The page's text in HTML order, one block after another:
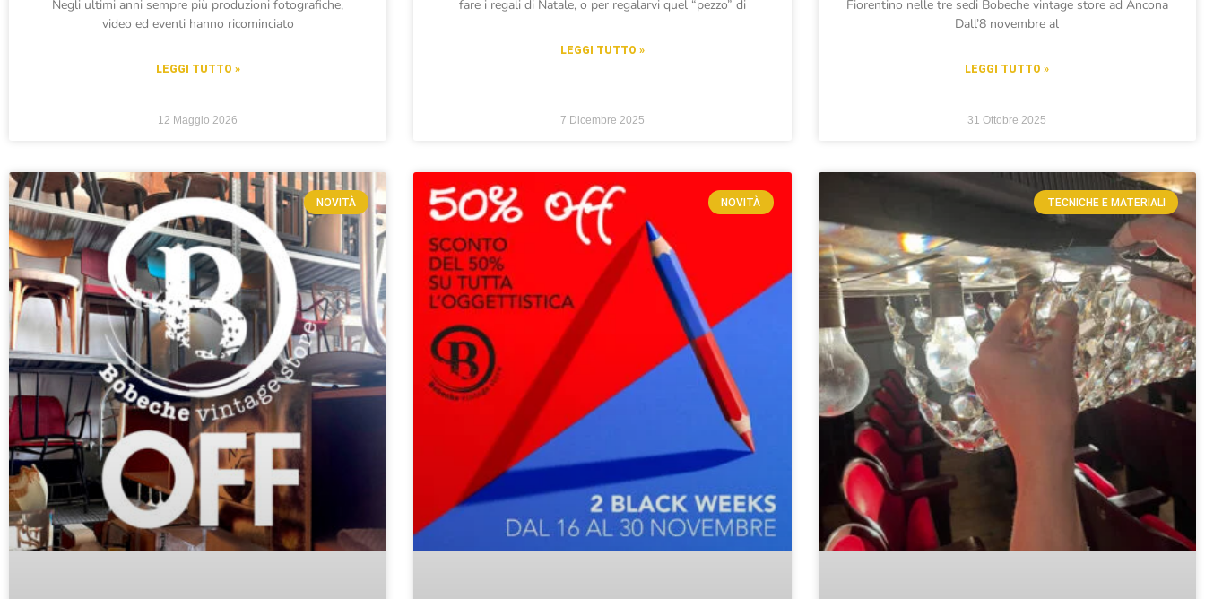
Negli ultimi anni sempre più produzioni fotografiche,
video ed eventi hanno ricominciato
LEGGI TUTTO »
12 Maggio 2026
fare i regali di Natale, o per regalarvi quel “pezzo” di
LEGGI TUTTO »
7 Dicembre 2025
Fiorentino nelle tre sedi Bobeche vintage store ad Ancona
Dall’8 novembre al
LEGGI TUTTO »
31 Ottobre 2025
NOVITÀ NOVITÀ TECNICHE E MATERIALI